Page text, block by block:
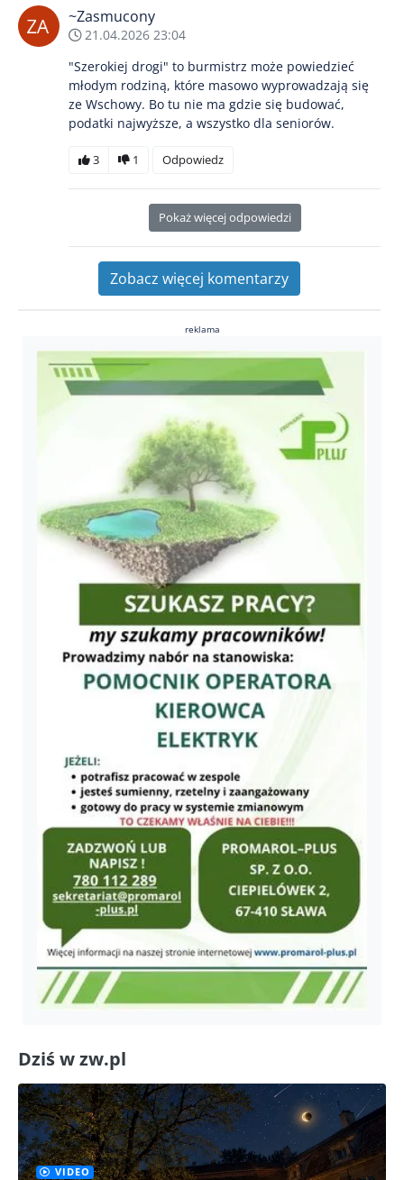
~Zasmucony
21.04.2026 23:04
"Szerokiej drogi" to burmistrz może powiedzieć
młodym rodziną, które masowo wyprowadzają się
ze Wschowy. Bo tu nie ma gdzie się budować,
podatki najwyższe, a wszystko dla seniorów.
3 1 Odpowiedz
Pokaż więcej odpowiedzi
Zobacz więcej komentarzy
reklama
Dziś w zw.pl
VIDEO